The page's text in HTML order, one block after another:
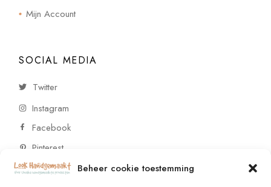
Beheer cookie toestemming
Mijn Account
SOCIAL MEDIA
Twitter
Instagram
Facebook
Pinterest